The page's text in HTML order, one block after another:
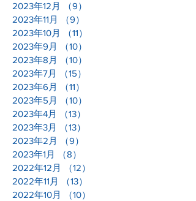
2023年12月
（9）
2023年11月
（9）
2023年10月
（11）
2023年9月
（10）
2023年8月
（10）
2023年7月
（15）
2023年6月
（11）
2023年5月
（10）
2023年4月
（13）
2023年3月
（13）
2023年2月
（9）
2023年1月
（8）
2022年12月
（12）
2022年11月
（13）
2022年10月
（10）